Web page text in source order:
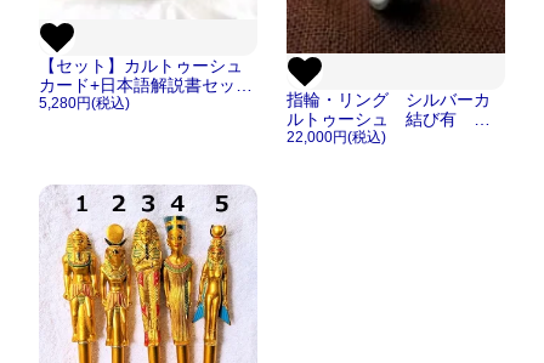
【セット】カルトゥーシュ
カード+日本語解説書セット
【メール便ＯＫ】
5,280円(税込)
指輪・リング シルバーカ
ルトゥーシュ 結び有 ブ
ラック加工【送料込】
22,000円(税込)